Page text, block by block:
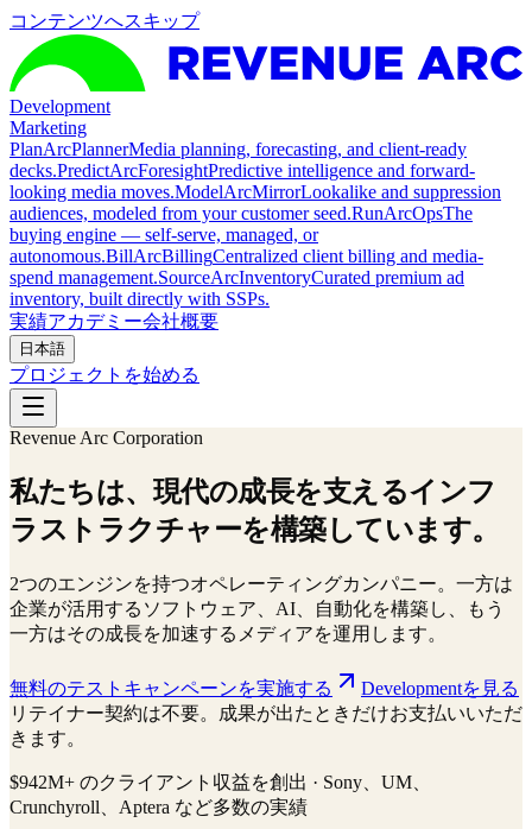
コンテンツへスキップ
Development
Marketing
PlanArcPlannerMedia planning, forecasting, and client-ready
decks.PredictArcForesightPredictive intelligence and forward-
looking media moves.ModelArcMirrorLookalike and suppression
audiences, modeled from your customer seed.RunArcOpsThe
buying engine — self-serve, managed, or
autonomous.BillArcBillingCentralized client billing and media-
spend management.SourceArcInventoryCurated premium ad
inventory, built directly with SSPs.
実績アカデミー会社概要
日本語
プロジェクトを始める
Revenue Arc Corporation
私たちは、現代の成長を支えるインフ
ラストラクチャーを構築しています。
2つのエンジンを持つオペレーティングカンパニー。一方は
企業が活用するソフトウェア、AI、自動化を構築し、もう
一方はその成長を加速するメディアを運用します。
無料のテストキャンペーンを実施する
Developmentを見る
リテイナー契約は不要。成果が出たときだけお支払いいただ
きます。
$942M+ のクライアント収益を創出 · Sony、UM、
Crunchyroll、Aptera など多数の実績